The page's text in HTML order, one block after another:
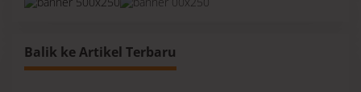
Balik ke Artikel Terbaru